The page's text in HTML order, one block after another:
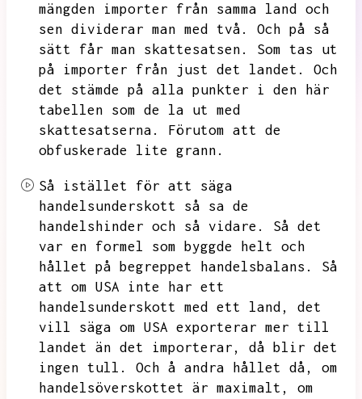
mängden importer från samma land och
sen dividerar man med två.
Och på så
sätt får man skattesatsen.
Som tas ut
på importer från just det landet.
Och
det stämde på alla punkter i den här
tabellen som de la ut med
skattesatserna.
Förutom att de
obfuskerade lite grann.
Så istället för att säga
handelsunderskott så sa de
handelshinder och så vidare.
Så det
var en formel som byggde helt och
hållet på begreppet handelsbalans.
Så
att om USA inte har ett
handelsunderskott med ett land,
det
vill säga om USA exporterar mer till
landet än det importerar,
då blir det
ingen tull.
Och å andra hållet då,
om
handelsöverskottet är maximalt,
om